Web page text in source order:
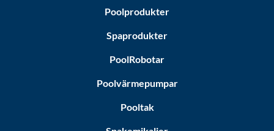
Poolprodukter
Spaprodukter
PoolRobotar
Poolvärmepumpar
Pooltak